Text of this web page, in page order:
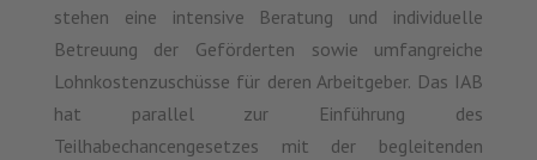
stehen eine intensive Beratung und individuelle
Betreuung der Geförderten sowie umfangreiche
Lohnkostenzuschüsse für deren Arbeitgeber. Das IAB
hat parallel zur Einführung des
Teilhabechancengesetzes mit der begleitenden